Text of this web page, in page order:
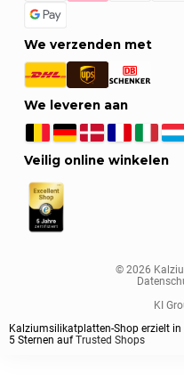
We verzenden met
We leveren aan
Veilig online winkelen
© 2026
KI
Kalziumsilikatplatten-Shop erzielt in
5 Sternen aufTrusted Shops